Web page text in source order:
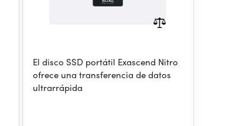
El disco SSD portátil Exascend Nitro
ofrece una transferencia de datos
ultrarrápida